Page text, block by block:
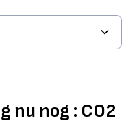
nu nog : CO2